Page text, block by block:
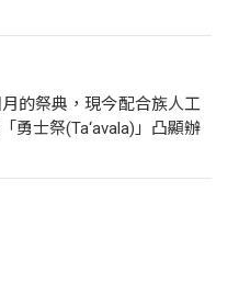
的祭典，現今配合族人工
勇士祭(Ta‘avala)」凸顯辦